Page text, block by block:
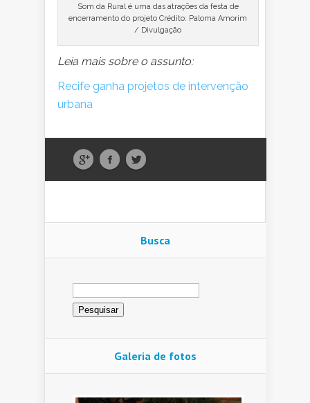
Som da Rural é uma das atrações da festa de
encerramento do projeto Crédito: Paloma Amorim
/ Divulgação
Leia mais sobre o assunto:
Recife ganha projetos de intervenção
urbana
Busca
Pesquisar
por:
Galeria de fotos